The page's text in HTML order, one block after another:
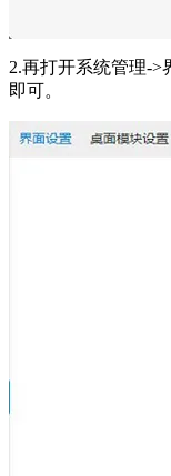
2.再打开系统管理->
即可。